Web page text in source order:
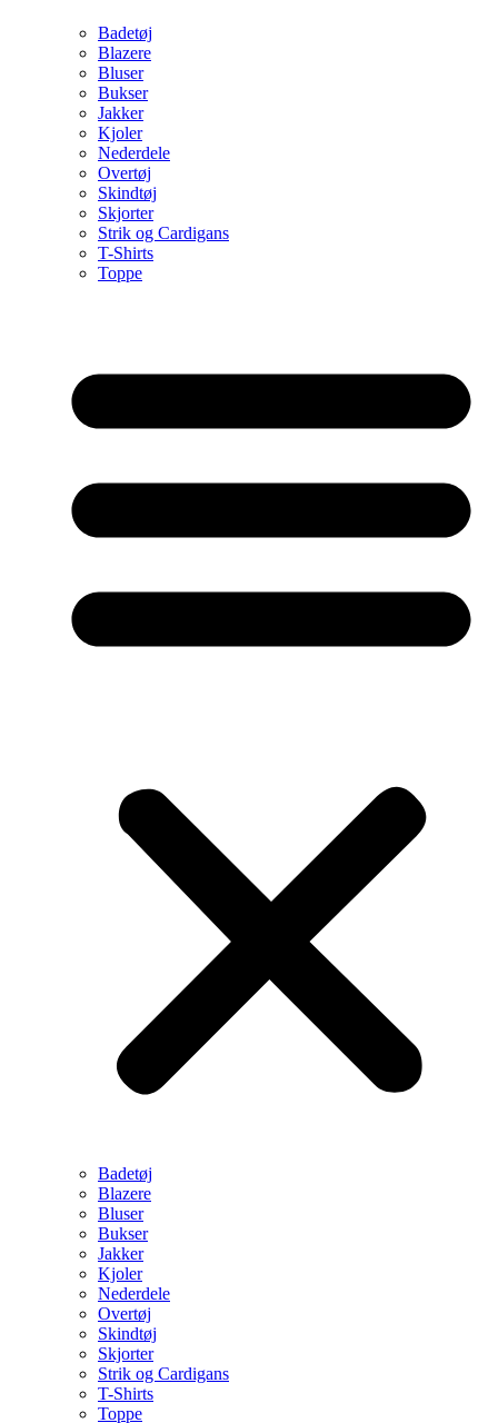
Badetøj
Blazere
Bluser
Bukser
Jakker
Kjoler
Nederdele
Overtøj
Skindtøj
Skjorter
Strik og Cardigans
T-Shirts
Toppe
Badetøj
Blazere
Bluser
Bukser
Jakker
Kjoler
Nederdele
Overtøj
Skindtøj
Skjorter
Strik og Cardigans
T-Shirts
Toppe